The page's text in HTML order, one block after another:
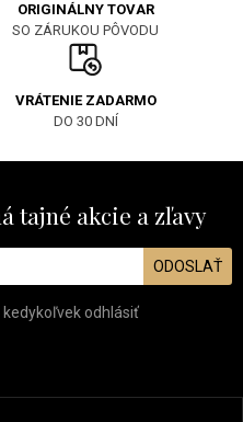
ORIGINÁLNY TOVAR
SO ZÁRUKOU PÔVODU
VRÁTENIE ZADARMO
DO 30 DNÍ
tajné akcie a zľavy
ODOSLAŤ
odhlásiť